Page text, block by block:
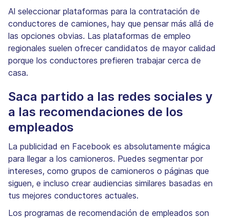
Al seleccionar plataformas para la contratación de
conductores de camiones, hay que pensar más allá de
las opciones obvias. Las plataformas de empleo
regionales suelen ofrecer candidatos de mayor calidad
porque los conductores prefieren trabajar cerca de
casa.
Saca partido a las redes sociales y
a las recomendaciones de los
empleados
La publicidad en Facebook es absolutamente mágica
para llegar a los camioneros. Puedes segmentar por
intereses, como grupos de camioneros o páginas que
siguen, e incluso crear audiencias similares basadas en
tus mejores conductores actuales.
Los programas de recomendación de empleados son